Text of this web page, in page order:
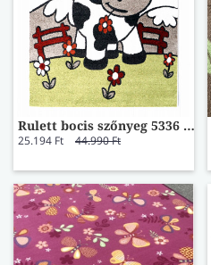
Rulett bocis szőnyeg 5336 160x230
25.194 Ft 44.990 Ft